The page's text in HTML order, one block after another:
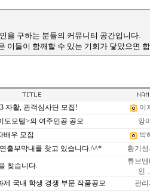
을 구하는 분들의 커뮤니티 공간입니다.
이들이 함깨할 수 있는 기회가 닿았으면
자활, 관객심사단 모집! 이
도모텔>의 여주인공 공모 앙
배우 모집 박
출부막내를 찾고 있습니다.^^* 황기
찾습니다.
튜브
인
제 국내 학생 경쟁 부문 작품공모 관